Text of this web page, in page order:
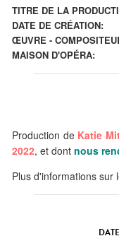
TITRE DE LA
DATE DE CRÉATION:
ŒUVRE -
MAISON D'OPÉRA:
Production de Katie
2022, et dont nous
Plus d'informations sur